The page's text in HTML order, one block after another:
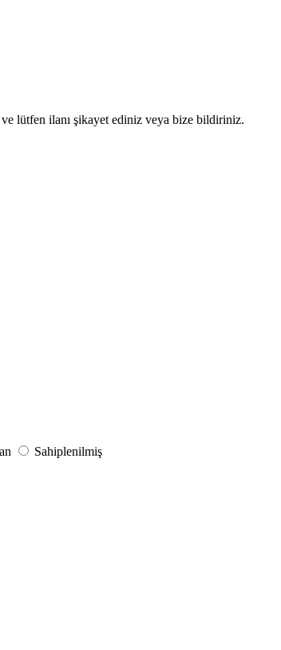
ve lütfen ilanı şikayet ediniz veya bize bildiriniz.
Sahiplenilmiş